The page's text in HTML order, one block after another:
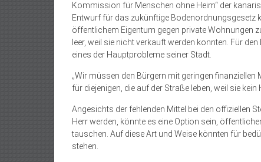
Kommission für Menschen ohne Heim“ der
Entwurf für das zukünftige Bodenordnungsgesetz
öffentlichem Eigentum gegen private Wohnungen
leer, weil sie nicht verkauft werden konnten. Für
eines der Hauptprobleme seiner Stadt.
„Wir müssen den Bürgern mit geringen finanziellen
für diejenigen, die auf der Straße leben, weil sie
Angesichts der fehlenden Mittel bei den offiziellen
Herr werden, könnte es eine Option sein,
tauschen. Auf diese Art und Weise könnten für
stehen.